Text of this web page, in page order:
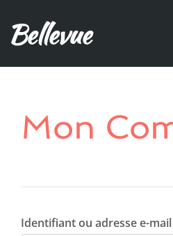
Mon
Identifiant ou adresse e-mail